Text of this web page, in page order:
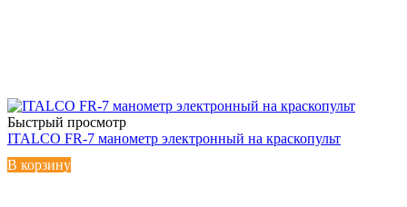
Быстрый просмотр
ITALCO FR-7 манометр электронный на краскопульт
В корзину